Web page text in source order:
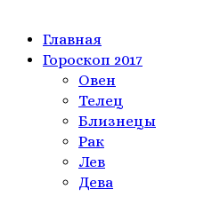
Главная
Гороскоп 2017
Овен
Телeц
Близнецы
Рак
Лев
Дева